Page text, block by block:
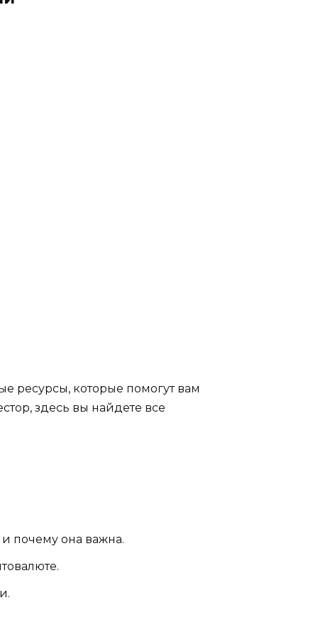
ресурсы, которые помогут вам
здесь вы найдете все
почему она важна.